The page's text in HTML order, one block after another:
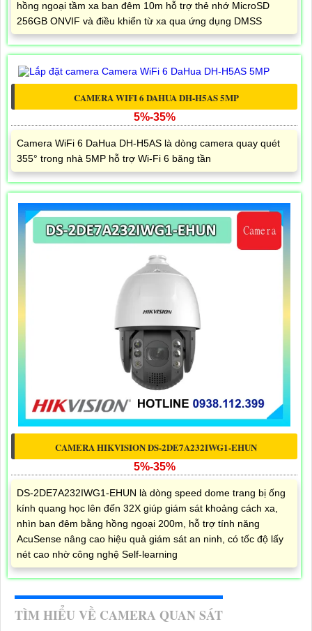
hồng ngoại tầm xa ban đêm 10m hỗ trợ thẻ nhớ MicroSD
256GB ONVIF và điều khiển từ xa qua ứng dụng DMSS
CAMERA WIFI 6 DAHUA DH-H5AS 5MP
5%-35%
Camera WiFi 6 DaHua DH-H5AS là dòng camera quay quét
355° trong nhà 5MP hỗ trợ Wi-Fi 6 băng tần
CAMERA HIKVISION DS-2DE7A232IWG1-EHUN
5%-35%
DS-2DE7A232IWG1-EHUN là dòng speed dome trang bị ống
kính quang học lên đến 32X giúp giám sát khoảng cách xa,
nhìn ban đêm bằng hồng ngoại 200m, hỗ trợ tính năng
AcuSense nâng cao hiệu quả giám sát an ninh, có tốc độ lấy
nét cao nhờ công nghệ Self-learning
TÌM HIỂU VỀ CAMERA QUAN SÁT